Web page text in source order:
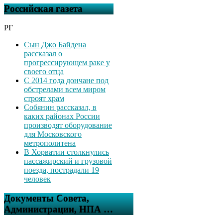
Российская газета
РГ
Сын Джо Байдена
рассказал о
прогрессирующем раке у
своего отца
С 2014 года дончане под
обстрелами всем миром
строят храм
Собянин рассказал, в
каких районах России
производят оборудование
для Московского
метрополитена
В Хорватии столкнулись
пассажирский и грузовой
поезда, пострадали 19
человек
Документы Совета,
Администрации, НПА …